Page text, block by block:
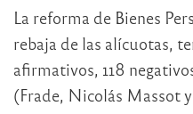
La reforma de Bienes
rebaja de las alícuotas,
afirmativos, 118
(Frade, Nicolás Massot